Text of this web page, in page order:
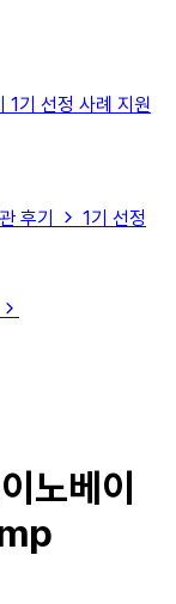
1기 선정 사례 지원
후기
1기 선정
노베이